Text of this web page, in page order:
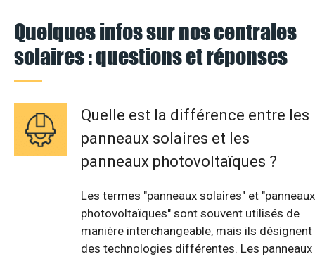
Quelques infos sur nos centrales
solaires : questions et réponses
Quelle est la différence entre les
panneaux solaires et les
panneaux photovoltaïques ?
Les termes "panneaux solaires" et "panneaux
photovoltaïques" sont souvent utilisés de
manière interchangeable, mais ils désignent
des technologies différentes. Les panneaux